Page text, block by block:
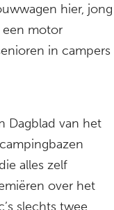
hier, jong
een motor
in campers
Dagblad van het
alles zelf
over het
slechts twee